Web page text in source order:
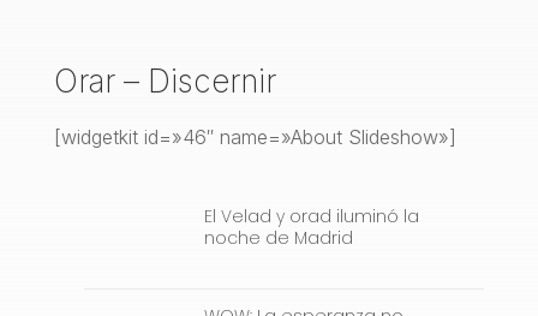
Orar – Discernir
[widgetkit id=»46″ name=»About Slideshow»]
El Velad y orad iluminó la
noche de Madrid